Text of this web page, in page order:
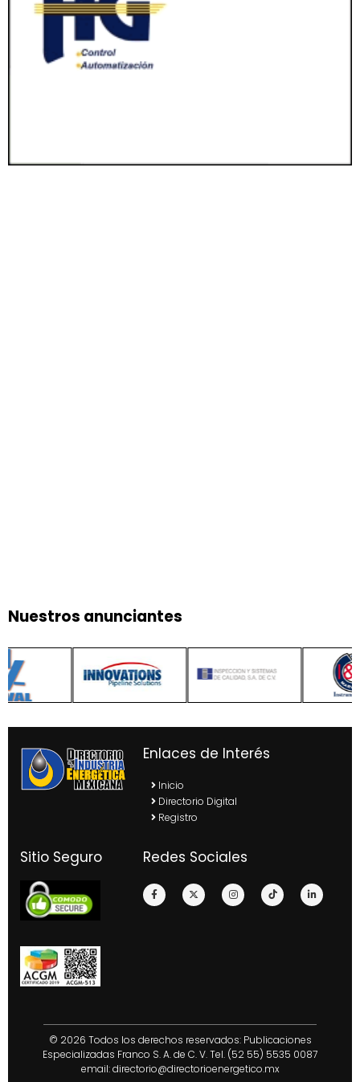
Nuestros anunciantes
Enlaces de Interés
Inicio
Directorio Digital
Registro
Sitio Seguro Redes Sociales
© 2026 Todos los derechos reservados: Publicaciones
Especializadas Franco S. A. de C. V. Tel. (52 55) 5535 0087
email:directorio@directorioenergetico.mx